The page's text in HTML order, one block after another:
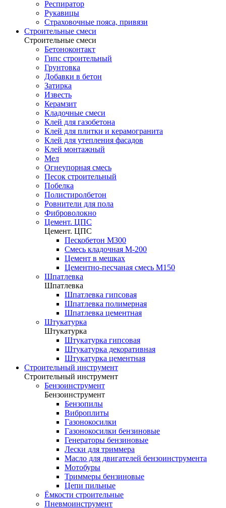
Респиратор
Рукавицы
Страховочные пояса, привязи
Строительные смеси
Строительные смеси
Бетоноконтакт
Гипс строительный
Грунтовка
Добавки в бетон
Затирка
Известь
Керамзит
Кладочные смеси
Клей для газобетона
Клей для плитки и керамогранита
Клей для утепления фасадов
Клей монтажный
Мел
Огнеупорная смесь
Песок строительный
Побелка
Полистиролбетон
Ровнители для пола
Фиброволокно
Цемент. ЦПС
Цемент. ЦПС
Пескобетон М300
Смесь кладочная М-200
Цемент в мешках
Цементно-песчаная смесь М150
Шпатлевка
Шпатлевка
Шпатлевка гипсовая
Шпатлевка полимерная
Шпатлевка цементная
Штукатурка
Штукатурка
Штукатурка гипсовая
Штукатурка декоративная
Штукатурка цементная
Строительный инструмент
Строительный инструмент
Бензоинструмент
Бензоинструмент
Бензопилы
Виброплиты
Газонокосилки
Газонокосилки бензиновые
Генераторы бензиновые
Лески для триммера
Масло для двигателей бензоинструмента
Мотобуры
Триммеры бензиновые
Цепи пильные
Ёмкости строительные
Пневмоинструмент